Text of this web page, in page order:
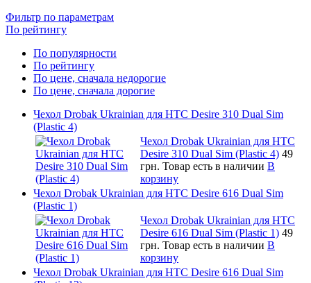
Фильтр по параметрам
По рейтингу
По популярности
По рейтингу
По цене, сначала недорогие
По цене, сначала дорогие
Чехол Drobak Ukrainian для HTC Desire 310 Dual Sim
(Plastic 4)
Чехол Drobak Ukrainian для HTC
Desire 310 Dual Sim (Plastic 4) 49
грн. Товар есть в наличии В
корзину
Чехол Drobak Ukrainian для HTC Desire 616 Dual Sim
(Plastic 1)
Чехол Drobak Ukrainian для HTC
Desire 616 Dual Sim (Plastic 1) 49
грн. Товар есть в наличии В
корзину
Чехол Drobak Ukrainian для HTC Desire 616 Dual Sim